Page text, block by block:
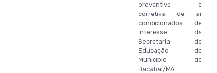
preventiva e
corretiva de ar
condicionados de
interesse da
Secretaria de
Educação do
Município de
Bacabal/MA.